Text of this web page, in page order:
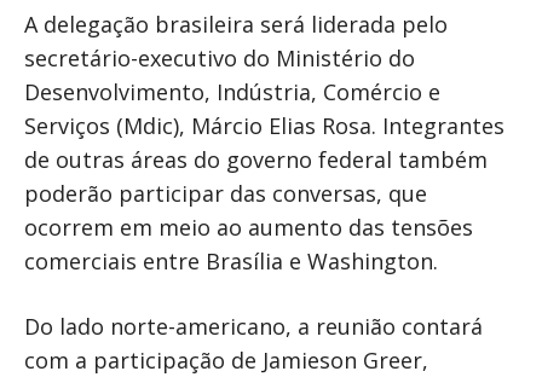
A delegação brasileira será liderada pelo
secretário-executivo do Ministério do
Desenvolvimento, Indústria, Comércio e
Serviços (Mdic), Márcio Elias Rosa. Integrantes
de outras áreas do governo federal também
poderão participar das conversas, que
ocorrem em meio ao aumento das tensões
comerciais entre Brasília e Washington.
Do lado norte-americano, a reunião contará
com a participação de Jamieson Greer,